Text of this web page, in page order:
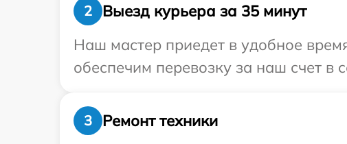
2
Выезд курьера за 35 минут
Наш мастер приедет в удобное
обеспечим перевозку за наш счет в
3
Ремонт техники